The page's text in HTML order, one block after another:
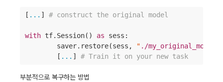
[ ... ] # construct the original model
with tf.Session() as sess:
	saver.restore(sess,
" ./
	[
... ] # Train it on your new task
부분적으로 복구하는 방법